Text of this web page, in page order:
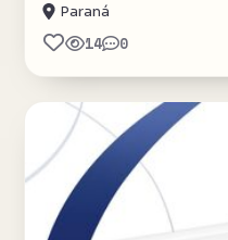
Paraná
14 0